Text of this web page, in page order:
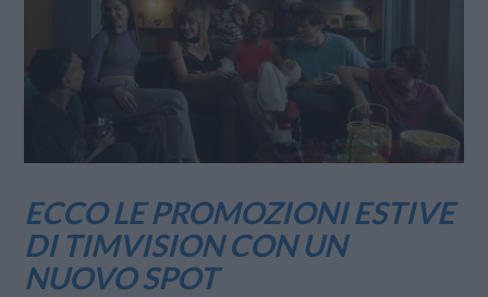
ECCO LE PROMOZIONI ESTIVE
DI TIMVISION CON UN
NUOVO SPOT